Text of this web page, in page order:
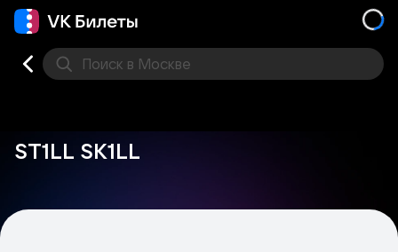
Поиск в Москве
ST1LL SK1LL